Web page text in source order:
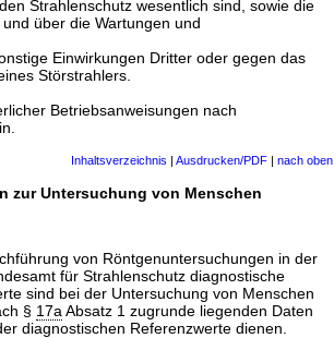
Strahlenschutz wesentlich sind, sowie die
über die Wartungen und
Einwirkungen Dritter oder gegen das
Störstrahlers.
Betriebsanweisungen nach
Inhaltsverzeichnis | Ausdrucken/PDF | nach oben
zur Untersuchung von Menschen
von Röntgenuntersuchungen in der
für Strahlenschutz diagnostische
sind bei der Untersuchung von Menschen
§ 17a Absatz 1 zugrunde liegenden Daten
diagnostischen Referenzwerte dienen.